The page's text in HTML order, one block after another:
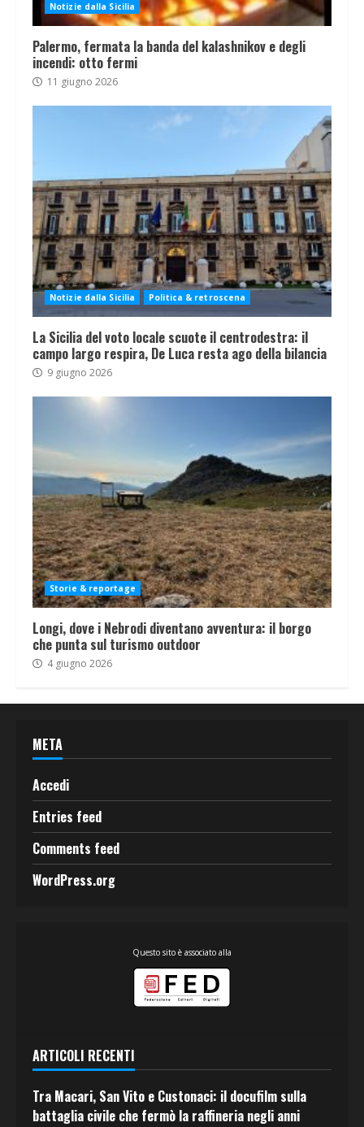
Notizie dalla Sicilia
Palermo, fermata la banda del kalashnikov e degli
incendi: otto fermi
11 giugno 2026
Notizie dalla Sicilia Politica & retroscena
La Sicilia del voto locale scuote il centrodestra: il
campo largo respira, De Luca resta ago della bilancia
9 giugno 2026
Storie & reportage
Longi, dove i Nebrodi diventano avventura: il borgo
che punta sul turismo outdoor
4 giugno 2026
META
Accedi
Entries feed
Comments feed
WordPress.org
Questo sito è associato alla
ARTICOLI RECENTI
Tra Macari, San Vito e Custonaci: il docufilm sulla
battaglia civile che fermò la raffineria negli anni